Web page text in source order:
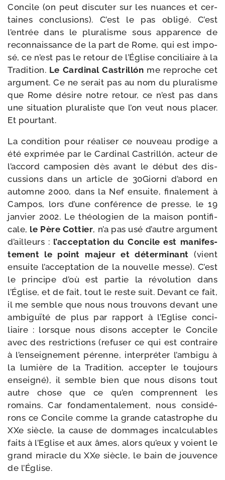
Concile (on peut dis­cu­ter sur les nuances et cer­
taines conclu­sions). C’est le pas obli­gé. C’est
l’entrée dans le plu­ra­lisme sous appa­rence de
recon­nais­sance de la part de Rome, qui est impo­
sé, ce n’est pas le retour de l’Église conci­liaire à la
Tradition. Le Cardinal Castrillón me reproche cet
argu­ment. Ce ne serait pas au nom du plu­ra­lisme
que Rome désire notre retour, ce n’est pas dans
une situa­tion plu­ra­liste que l’on veut nous pla­cer.
Et pourtant.
La condi­tion pour réa­li­ser ce nou­veau pro­dige a
été expri­mée par le Cardinal Castrillón, acteur de
l’accord cam­po­sien dès avant le début des dis­
cus­sions dans un article de 30Giorni d’abord en
automne 2000, dans la Nef ensuite, fina­le­ment à
Campos, lors d’une confé­rence de presse, le 19
jan­vier 2002. Le théo­lo­gien de la mai­son pon­ti­fi­
cale, le Père Cottier, n’a pas usé d’autre argu­ment
d’ailleurs : l’acceptation du Concile est mani­fes­
te­ment le point majeur et déter­mi­nant (vient
ensuite l’acceptation de la nou­velle messe). C’est
le prin­cipe d’où est par­tie la révo­lu­tion dans
l’Église, et de fait, tout le reste suit. Devant ce fait,
il me semble que nous nous trou­vons devant une
ambi­guï­té de plus par rap­port à l’Eglise conci­
liaire : lorsque nous disons accep­ter le Concile
avec des res­tric­tions (refu­ser ce qui est contraire
à l’enseignement pérenne, inter­pré­ter l’ambigu à
la lumière de la Tradition, accep­ter le tou­jours
ensei­gné), il semble bien que nous disons tout
autre chose que ce qu’en com­prennent les
romains. Car fon­da­men­ta­le­ment, nous consi­dé­
rons ce Concile comme la grande catas­trophe du
XXe siècle, la cause de dom­mages incal­cu­lables
faits à l’Eglise et aux âmes, alors qu’eux y voient le
grand miracle du XXe siècle, le bain de jou­vence
de l’Église.